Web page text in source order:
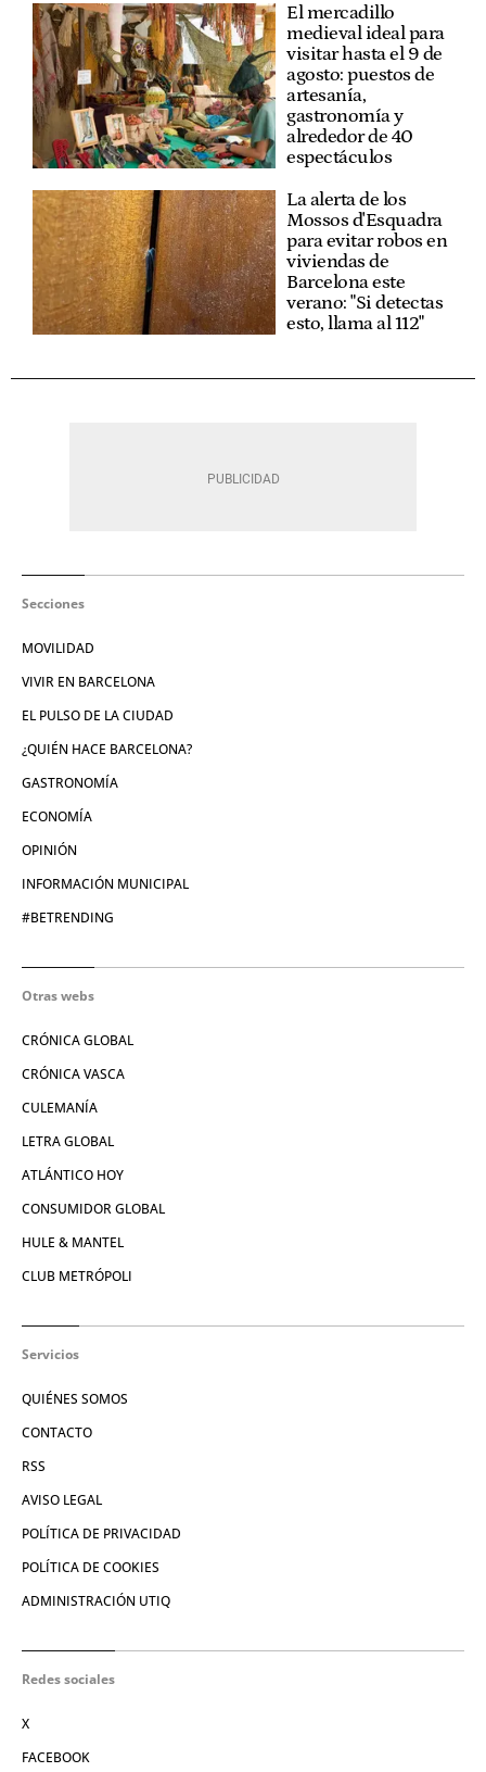
El mercadillo
medieval ideal para
visitar hasta el 9 de
agosto: puestos de
artesanía,
gastronomía y
alrededor de 40
espectáculos
La alerta de los
Mossos d'Esquadra
para evitar robos en
viviendas de
Barcelona este
verano: "Si detectas
esto, llama al 112"
Secciones
MOVILIDAD
VIVIR EN BARCELONA
EL PULSO DE LA CIUDAD
¿QUIÉN HACE BARCELONA?
GASTRONOMÍA
ECONOMÍA
OPINIÓN
INFORMACIÓN MUNICIPAL
#BETRENDING
Otras webs
CRÓNICA GLOBAL
CRÓNICA VASCA
CULEMANÍA
LETRA GLOBAL
ATLÁNTICO HOY
CONSUMIDOR GLOBAL
HULE & MANTEL
CLUB METRÓPOLI
Servicios
QUIÉNES SOMOS
CONTACTO
RSS
AVISO LEGAL
POLÍTICA DE PRIVACIDAD
POLÍTICA DE COOKIES
ADMINISTRACIÓN UTIQ
Redes sociales
X
FACEBOOK